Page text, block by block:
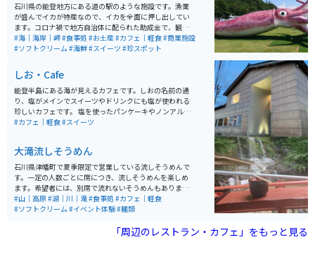
石川県の能登地方にある道の駅のような施設です。漁業
が盛んでイカが特産なので、イカを全面に押し出してい
ます。コロナ禍で地方自治体に配られた助成金で、観光
の目玉として作られた大きなイカのモニュメントが注目
を集めました。海産物を使った軽食やスイーツ販売があ
す。休憩にはちょうど良いスポットです。 ※国土交通省
の定める正式な道の駅ではありません。
#海｜海岸｜岬#食事処 #お土産#カフェ｜軽食#商業施設
#ソフトクリーム#海鮮#スイーツ #珍スポット
しお・Cafe
能登半島にある海が見えるカフェです。しおの名前の通
り、塩がメインでスイーツやドリンクにも塩が使われる
珍しいカフェです。 塩を使ったパンケーキやノンアルコ
ールカクテルなど、ランチだけでなく、ディナーも楽し
#カフェ｜軽食#スイーツ
大滝流しそうめん
石川県津幡町で夏季限定で営業している流しそうめんで
す。一定の人数ごとに席につき、流しそうめんを楽しめ
ます。希望者には、別席で流れないそうめんもありま
す。しいたけ焼きやイワナ焼きなどの軽食、イワナの掴
み取りなどもしています。 山の中の川べりでの営業なの
遊びが出来たり、周囲の景色を楽しんだり出来ます。
#山｜高原#湖｜川｜滝#食事処 #カフェ｜軽食
#ソフトクリーム#イベント体験#麺類
「周辺のレストラン・カフェ」をもっと見る